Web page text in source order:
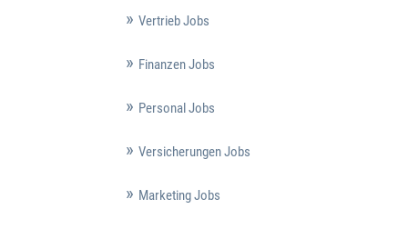
Vertrieb Jobs
Finanzen Jobs
Personal Jobs
Versicherungen Jobs
Marketing Jobs